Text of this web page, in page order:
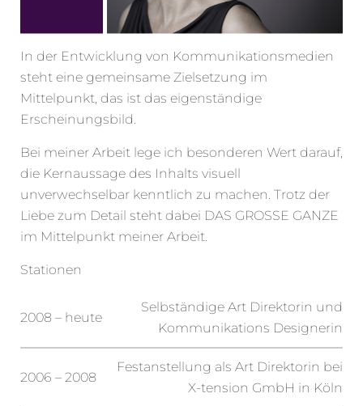
In der Entwicklung von Kommunikationsmedien
steht eine gemeinsame Zielsetzung im
Mittelpunkt, das ist das eigenständige
Erscheinungsbild.
Bei meiner Arbeit lege ich besonderen Wert darauf,
die Kernaussage des Inhalts visuell
unverwechselbar kenntlich zu machen. Trotz der
Liebe zum Detail steht dabei DAS GROSSE GANZE
im Mittelpunkt meiner Arbeit.
Stationen
2008 – heute
Selbständige Art Direktorin und
Kommunikations Designerin
2006 – 2008
Festanstellung als Art Direktorin bei
X-tension GmbH in Köln